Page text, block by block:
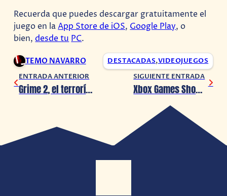
Recuerda que puedes descargar gratuitamente el
juego en laApp Store de iOS, Google Play, o
bien,desde tu PC.
TEMO NAVARRO DESTACADAS,VIDEOJUEGOS
ENTRADA ANTERIOR
Grime 2, el terrorífico metroidvania, devela su gameplay (IGN Live 2025)
SIGUIENTE ENTRADA
Xbox Games Showcase: Clockwork Revolution lanza nuevo avance